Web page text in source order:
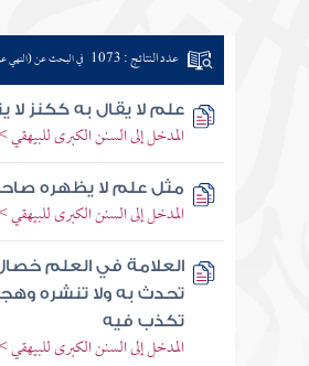
عدد النتائج : 1073 في البحث عن (النهي
علم لا يقال به ككنز لا
المدخل إلى السنن الكبرى
مثل علم لا يظهره
المدخل إلى السنن الكبرى
العلامة في العلم
تحدث به ولا تنشره
تكذب فيه
المدخل إلى السنن الكبرى